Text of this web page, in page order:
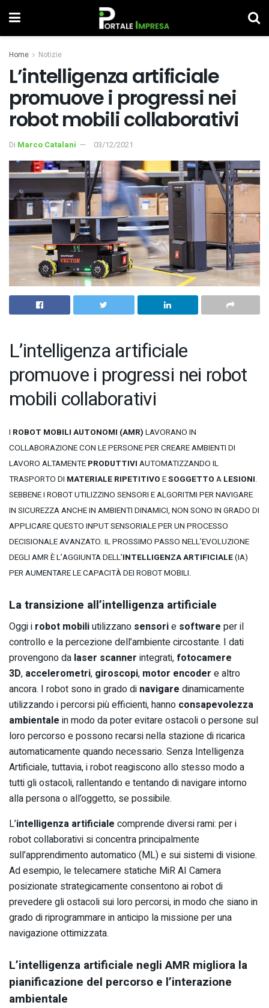
Home Notizie
L’intelligenza artificiale
promuove i progressi nei
robot mobili collaborativi
Di Marco Catalani 03/12/2021
L’intelligenza artificiale
promuove i progressi nei robot
mobili collaborativi
I ROBOT MOBILI AUTONOMI (AMR) LAVORANO IN
COLLABORAZIONE CON LE PERSONE PER CREARE AMBIENTI DI
LAVORO ALTAMENTE PRODUTTIVI AUTOMATIZZANDO IL
TRASPORTO DI MATERIALE RIPETITIVO ESOGGETTO A LESIONI.
SEBBENE I ROBOT UTILIZZINO SENSORI E ALGORITMI PER NAVIGARE
IN SICUREZZA ANCHE IN AMBIENTI DINAMICI, NON SONO IN GRADO DI
APPLICARE QUESTO INPUT SENSORIALE PER UN PROCESSO
DECISIONALE AVANZATO. IL PROSSIMO PASSO NELL’EVOLUZIONE
DEGLI AMR È L’AGGIUNTA DELL’INTELLIGENZA ARTIFICIALE(IA)
PER AUMENTARE LE CAPACITÀ DEI ROBOT MOBILI.
La transizione all’intelligenza artificiale
Oggi i robot mobiliutilizzano sensorie software per il
controllo e la percezione dell’ambiente circostante. I dati
provengono da laser scanner integrati, fotocamere
3D, accelerometri, giroscopi, motor encoder e altro
ancora. I robot sono in grado di navigare dinamicamente
utilizzando i percorsi più efficienti, hanno consapevolezza
ambientale in modo da poter evitare ostacoli o persone sul
loro percorso e possono recarsi nella stazione di ricarica
automaticamente quando necessario. Senza Intelligenza
Artificiale, tuttavia, i robot reagiscono allo stesso modo a
tutti gli ostacoli, rallentando e tentando di navigare intorno
alla persona o all’oggetto, se possibile.
L’intelligenza artificiale comprende diversi rami: per i
robot collaborativi si concentra principalmente
sull’apprendimento automatico (ML) e sui sistemi di visione.
Ad esempio, le telecamere statiche MiR AI Camera
posizionate strategicamente consentono ai robot di
prevedere gli ostacoli sui loro percorsi, in modo che siano in
grado di riprogrammare in anticipo la missione per una
navigazione ottimizzata.
L’intelligenza artificiale negli AMR migliora la
pianificazione del percorso e l’interazione
ambientale